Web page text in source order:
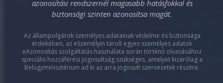
azonosítási rendszernél magasabb hatásfokkal és
biztonsági szinten azonosítsa magát.
Az állampolgárok személyes adatainak védelme és biztonsága
érdekében, az eSzemélyin tárolt egyes személyes adatok
eAzonosítás szolgáltatás használata során történő olvasásához
speciális hozzáférési jogosultság szükséges, amelyet kizárólag a
Belügyminisztérium ad ki az arra jogosult szervezetek részére.